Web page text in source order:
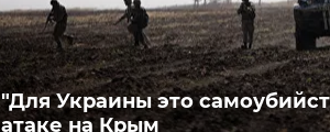
"Для Украины это
атаке на Крым